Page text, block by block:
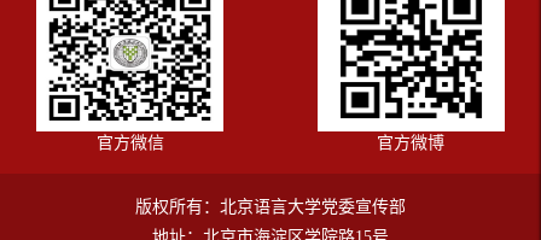
官方微信 官方微博
版权所有：北京语言大学党委宣传部